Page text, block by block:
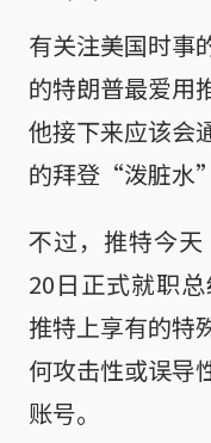
有关注美国时事
的特朗普最爱用
他接下来应该会
的拜登“泼脏水”
不过，推特今
20日正式就职
推特上享有的特
何攻击性或误导
账号。